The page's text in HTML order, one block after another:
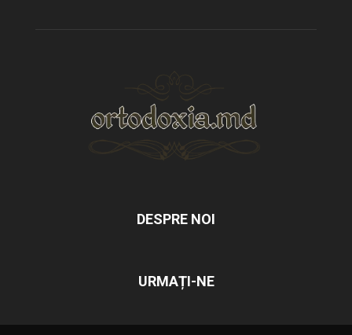
DESPRE NOI
URMAȚI-NE